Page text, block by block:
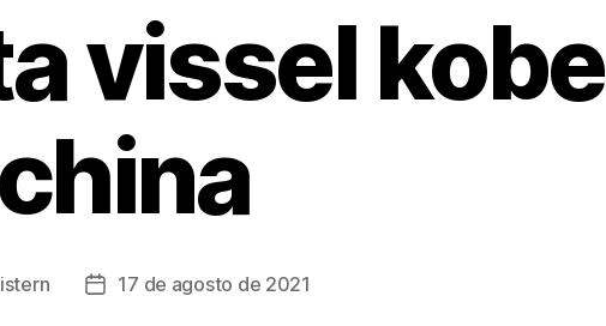
vissel kobe
china
istern
Fecha17 de agosto de 2021